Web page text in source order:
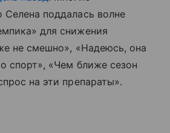
Селена поддалась волне
для снижения
не смешно», «Надеюсь, она
спорт», «Чем ближе сезон
на эти препараты».